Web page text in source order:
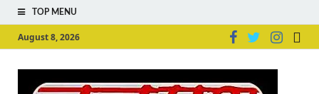
TOP MENU
August 8, 2026